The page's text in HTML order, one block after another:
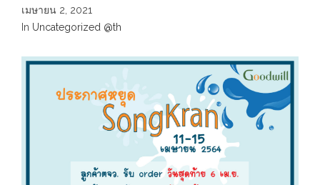
เมษายน 2, 2021
In Uncategorized @th